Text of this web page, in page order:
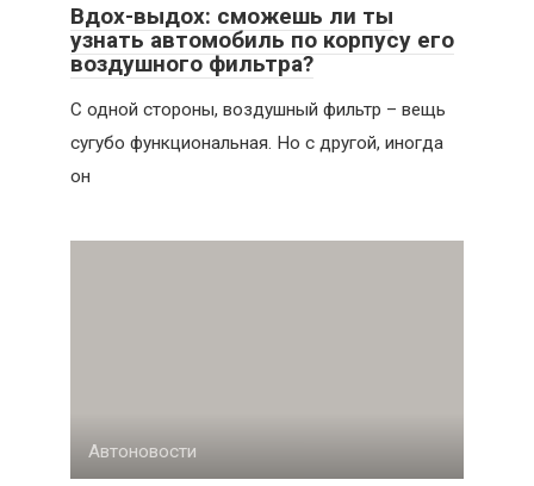
Вдох-выдох: сможешь ли ты
узнать автомобиль по корпусу его
воздушного фильтра?
С одной стороны, воздушный фильтр – вещь
сугубо функциональная. Но с другой, иногда
он
Автоновости